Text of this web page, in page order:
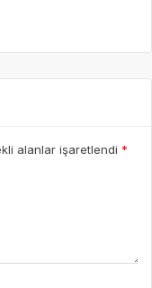
alanlar işaretlendi *